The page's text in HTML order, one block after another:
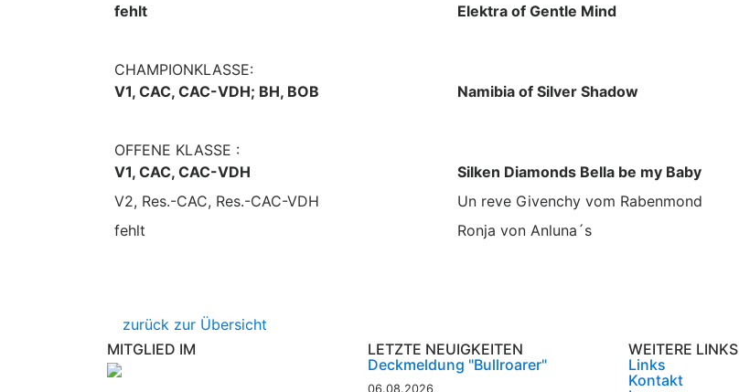
fehlt
Elektra of Gentle Mind
CHAMPIONKLASSE:
V1, CAC, CAC-VDH; BH, BOB
Namibia of Silver Shadow
OFFENE KLASSE :
V1, CAC, CAC-VDH
Silken Diamonds Bella be my Baby
V2, Res.-CAC, Res.-CAC-VDH
Un reve Givenchy vom Rabenmond
fehlt
Ronja von Anluna´s
zurück zur Übersicht
MITGLIED IM
LETZTE NEUIGKEITEN
Deckmeldung "Bullroarer"
06.08.2026
WEITERE LINKS
Links
Kontakt